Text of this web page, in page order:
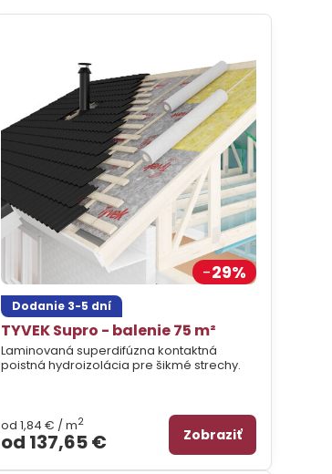
29%
Dodanie 3-5 dní
TYVEK Supro - balenie 75 m²
Laminovaná superdifúzna kontaktná
poistná hydroizolácia pre šikmé strechy.
od 137,65 €
od 1,84 € / m2
Zobraziť